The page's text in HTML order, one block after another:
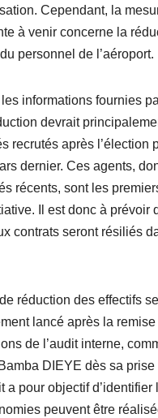
Cependant, la
à venir concerne la
personnel de l’aéroport.
les informations fournies
devrait
recrutés après l’élection
dernier. Ces agents,
récents, sont les
Il est donc à prévoir
contrats seront résiliés
réduction des effectifs
lancé après la remise
de l’audit interne,
DIEYE dès sa prise
a pour objectif d’identifier
peuvent être